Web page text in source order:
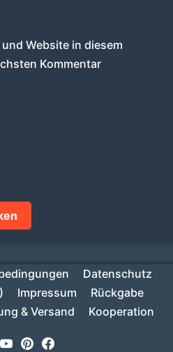
Website in diesem
Kommentar
Datenschutz
Impressum
Rückgabe
& Versand Kooperation
YoutubePinterestFacebook